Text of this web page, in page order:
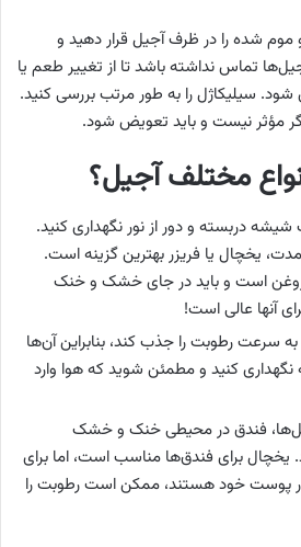
موم شده را در ظرف آجیل قرار دهید و
تماس نداشته باشد تا از تغییر طعم یا
سیلیکاژل را به طور مرتب بررسی کنید.
مؤثر نیست و باید تعویض شود.
مختلف آجیل؟
شیشه دربسته و دور از نور نگهداری کنید.
یخچال یا فریزر بهترین گزینه است.
روغن است و باید در جای خشک و خنک
آنها عالی است!
سرعت رطوبت را جذب کند، بنابراین آن‌ها
کنید و مطمئن شوید که هوا وارد
فندق در محیطی خنک و خشک
یخچال برای فندق‌ها مناسب است، اما برای
پوست خود هستند، ممکن است رطوبت را